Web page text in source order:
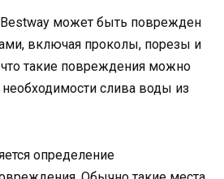
Bestway может быть поврежден
включая проколы, порезы и
такие повреждения можно
необходимости слива воды из
определение